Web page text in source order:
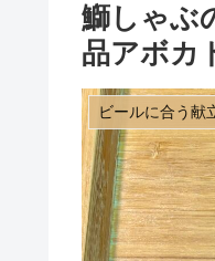
鰤しゃぶ
品アボカ
ビールに合う献